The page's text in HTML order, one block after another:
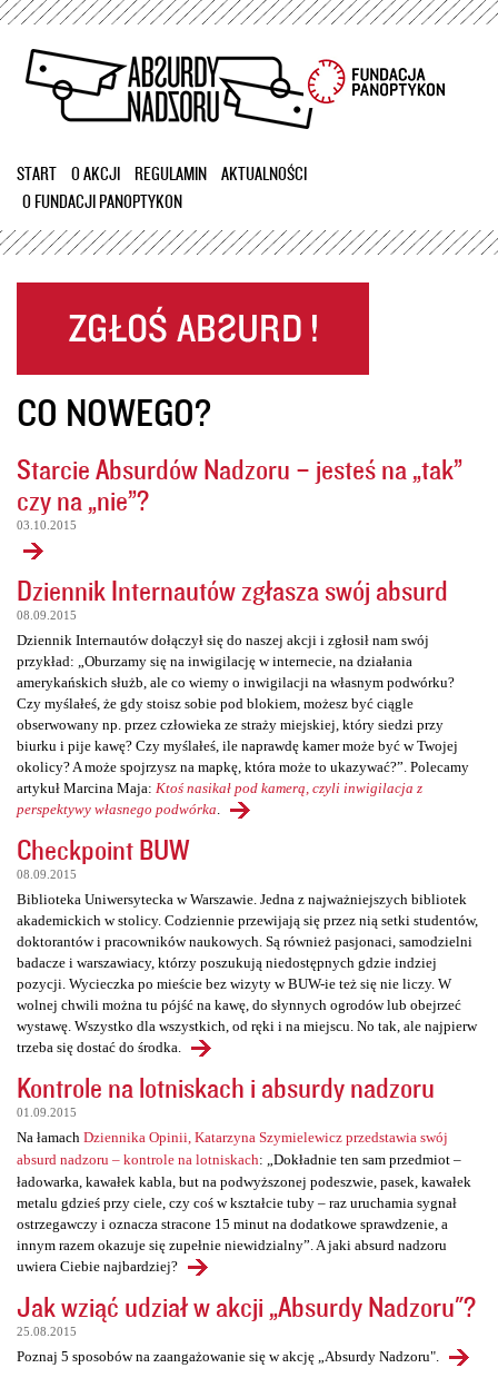
Przejdź
treści
START O AKCJI REGULAMIN
AKTUALNOŚCI
O FUNDACJI PANOPTYKON
CO NOWEGO?
Starcie Absurdów Nadzoru – jesteś na „tak”
czy na „nie”?
03.10.2015
Dziennik Internautów zgłasza swój absurd
08.09.2015
Dziennik Internautów dołączył się do naszej akcji i zgłosił nam swój
przykład: „Oburzamy się na inwigilację w internecie, na działania
amerykańskich służb, ale co wiemy o inwigilacji na własnym podwórku?
Czy myślałeś, że gdy stoisz sobie pod blokiem, możesz być ciągle
obserwowany np. przez człowieka ze straży miejskiej, który siedzi przy
biurku i pije kawę? Czy myślałeś, ile naprawdę kamer może być w Twojej
okolicy? A może spojrzysz na mapkę, która może to ukazywać?”. Polecamy
artykuł Marcina Maja: Ktoś nasikał pod kamerą, czyli inwigilacja z
perspektywy własnego podwórka
Checkpoint BUW
08.09.2015
Biblioteka Uniwersytecka w Warszawie. Jedna z najważniejszych bibliotek
akademickich w stolicy. Codziennie przewijają się przez nią setki studentów,
doktorantów i pracowników naukowych. Są również pasjonaci, samodzielni
badacze i warszawiacy, którzy poszukują niedostępnych gdzie indziej
pozycji. Wycieczka po mieście bez wizyty w BUW-ie też się nie liczy. W
wolnej chwili można tu pójść na kawę, do słynnych ogrodów lub obejrzeć
wystawę. Wszystko dla wszystkich, od ręki i na miejscu. No tak, ale najpierw
trzeba się dostać do środka.
Kontrole na lotniskach i absurdy nadzoru
01.09.2015
Na łamach Dziennika Opinii, Katarzyna Szymielewicz przedstawia swój
absurd nadzoru – kontrole na lotniskach: „Dokładnie ten sam przedmiot –
ładowarka, kawałek kabla, but na podwyższonej podeszwie, pasek, kawałek
metalu gdzieś przy ciele, czy coś w kształcie tuby – raz uruchamia sygnał
ostrzegawczy i oznacza stracone 15 minut na dodatkowe sprawdzenie, a
innym razem okazuje się zupełnie niewidzialny”. A jaki absurd nadzoru
uwiera Ciebie najbardziej?
Jak wziąć udział w akcji „Absurdy Nadzoru"?
25.08.2015
Poznaj 5 sposobów na zaangażowanie się w akcję „Absurdy Nadzoru".